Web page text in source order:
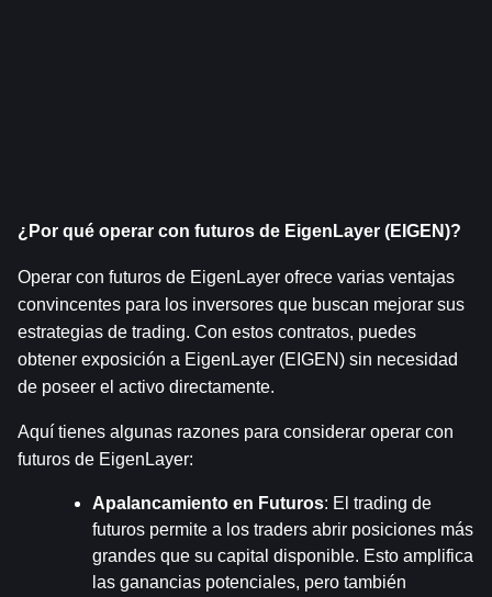
¿Por qué operar con futuros de EigenLayer (EIGEN)?
Operar con futuros de EigenLayer ofrece varias ventajas
convincentes para los inversores que buscan mejorar sus
estrategias de trading. Con estos contratos, puedes
obtener exposición a EigenLayer (EIGEN) sin necesidad
de poseer el activo directamente.
Aquí tienes algunas razones para considerar operar con
futuros de EigenLayer:
Apalancamiento en Futuros: El trading de
futuros permite a los traders abrir posiciones más
grandes que su capital disponible. Esto amplifica
las ganancias potenciales, pero también